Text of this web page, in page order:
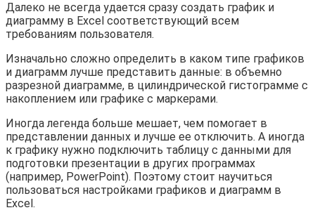
Далеко не всегда удается сразу создать график и
диаграмму в Excel соответствующий всем
требованиям пользователя.
Изначально сложно определить в каком типе графиков
и диаграмм лучше представить данные: в объемно
разрезной диаграмме, в цилиндрической гистограмме с
накоплением или графике с маркерами.
Иногда легенда больше мешает, чем помогает в
представлении данных и лучше ее отключить. А иногда
к графику нужно подключить таблицу с данными для
подготовки презентации в других программах
(например, PowerPoint). Поэтому стоит научиться
пользоваться настройками графиков и диаграмм в
Excel.